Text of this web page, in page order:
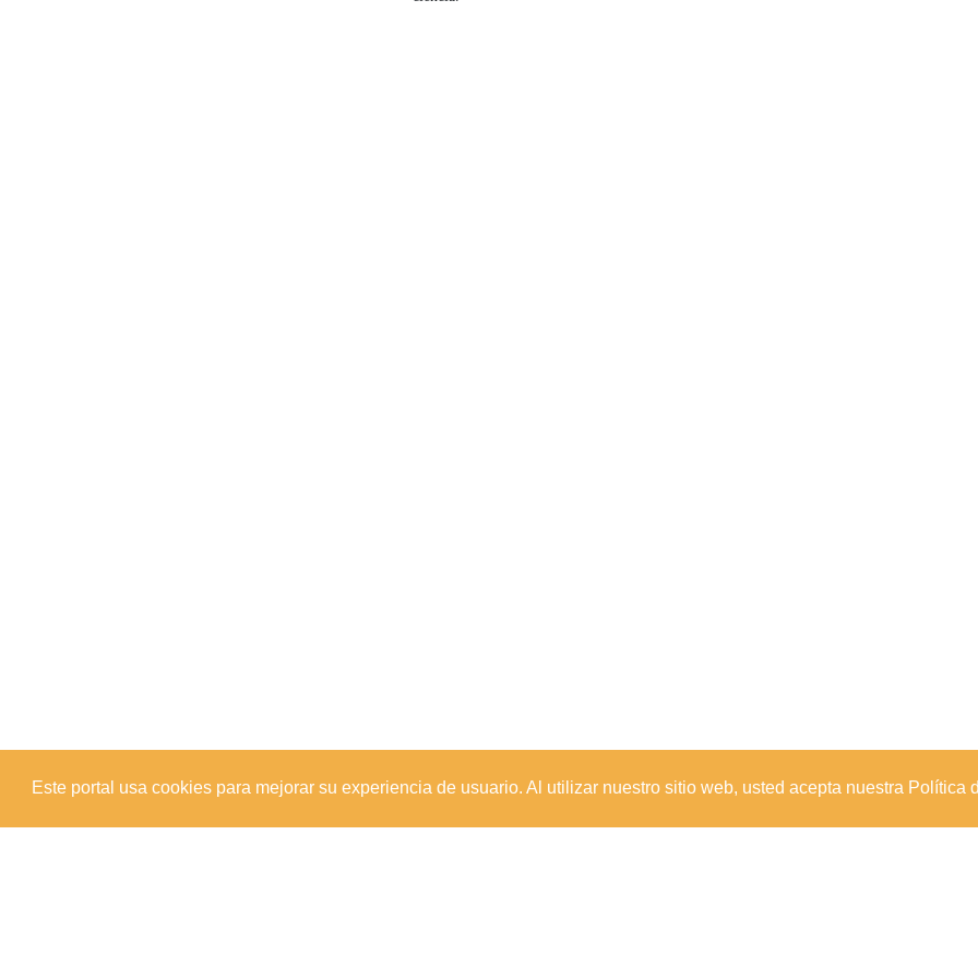
Este portal usa cookies para mejorar su experiencia de usuario. Al utilizar nuestro sitio web, usted acepta nuestra Política